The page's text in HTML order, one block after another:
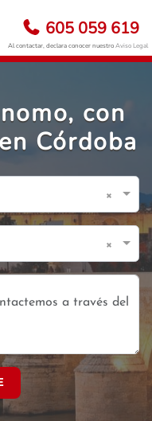
605 059 619
Al contactar, declara conocer nuestroAviso Legal
con
Córdoba
×
×